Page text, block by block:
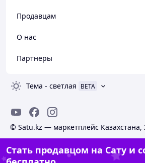
Продавцам
О нас
Партнеры
Тема - светлая BETA
© Satu.kz — маркетплейс Казахстана,
Стать продавцом на Сату и